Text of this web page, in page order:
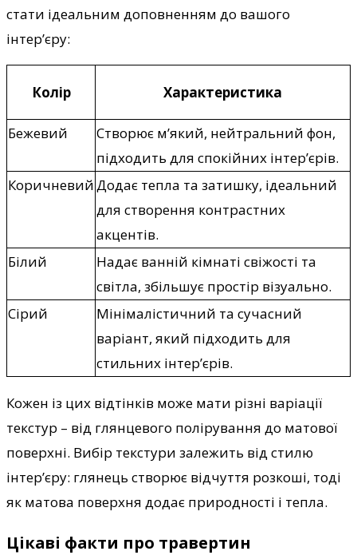
стати ідеальним доповненням до вашого
інтер’єру:
Колір Характеристика
Бежевий
Створює м’який, нейтральний фон,
підходить для спокійних інтер’єрів.
КоричневийДодає тепла та затишку, ідеальний
для створення контрастних
акцентів.
Білий
Надає ванній кімнаті свіжості та
світла, збільшує простір візуально.
Сірий
Мінімалістичний та сучасний
варіант, який підходить для
стильних інтер’єрів.
Кожен із цих відтінків може мати різні варіації
текстур – від глянцевого полірування до матової
поверхні. Вибір текстури залежить від стилю
інтер’єру: глянець створює відчуття розкоші, тоді
як матова поверхня додає природності і тепла.
Цікаві факти про травертин